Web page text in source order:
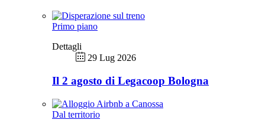
Primo piano
Dettagli
29 Lug 2026
Il 2 agosto di Legacoop Bologna
Dal territorio